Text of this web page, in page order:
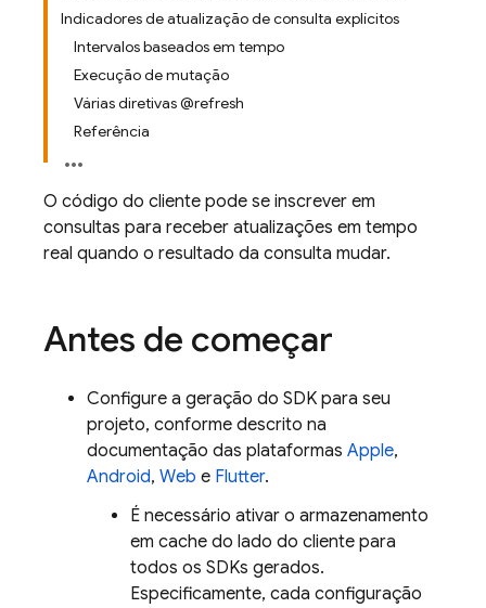
Indicadores de atualização de consulta explícitos
Intervalos baseados em tempo
Execução de mutação
Várias diretivas @refresh
Referência
O código do cliente pode se inscrever em
consultas para receber atualizações em tempo
real quando o resultado da consulta mudar.
Antes de começar
Configure a geração do SDK para seu
projeto, conforme descrito na
documentação das plataformas Apple,
Android, Web e Flutter.
É necessário ativar o armazenamento
em cache do lado do cliente para
todos os SDKs gerados.
Especificamente, cada configuração